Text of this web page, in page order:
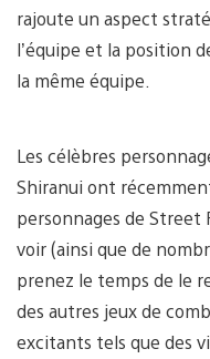
rajoute un aspect
l’équipe et la position
la même équipe.
Les célèbres
Shiranui ont
personnages de Street
voir (ainsi que de
prenez le temps de le
des autres jeux de
excitants tels que des